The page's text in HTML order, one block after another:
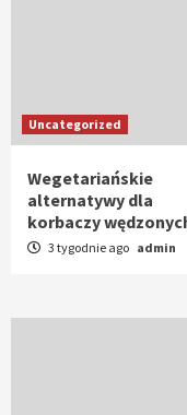
Uncategorized
Wegetariańskie
alternatywy dla
korbaczy
3 tygodnie ago admin